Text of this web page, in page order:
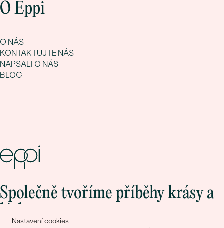
Nastavení cookies
O Eppi
O NÁS
KONTAKTUJTE NÁS
NAPSALI O NÁS
BLOG
Společně tvoříme příběhy krásy a